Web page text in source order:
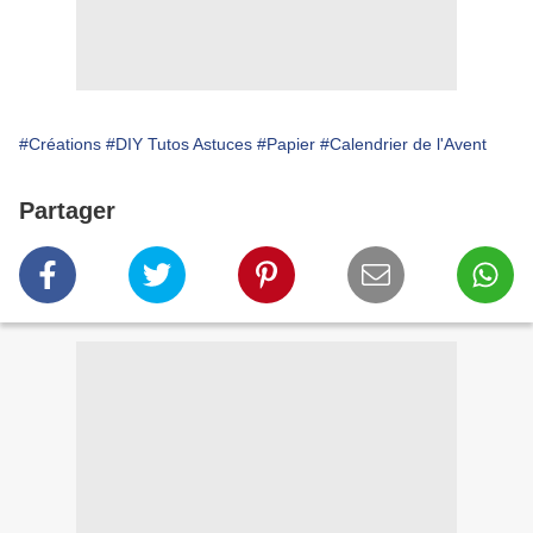
#Créations #DIY Tutos Astuces #Papier #Calendrier de l'Avent
Partager